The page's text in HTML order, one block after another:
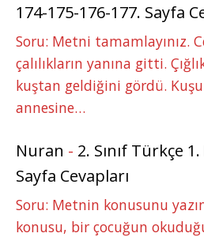
174-175-176-177. Sayfa
Soru: Metni tamamlayınız.
çalılıkların yanına gitti.
kuştan geldiğini gördü.
annesine…
Nuran - 2. Sınıf Türkçe
Sayfa Cevapları
Soru: Metnin konusunu
konusu, bir çocuğun